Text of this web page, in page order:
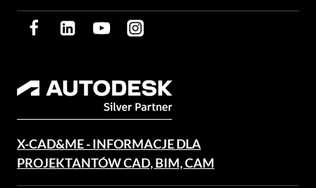
X-CAD&ME - INFORMACJE DLA
PROJEKTANTÓW CAD, BIM, CAM